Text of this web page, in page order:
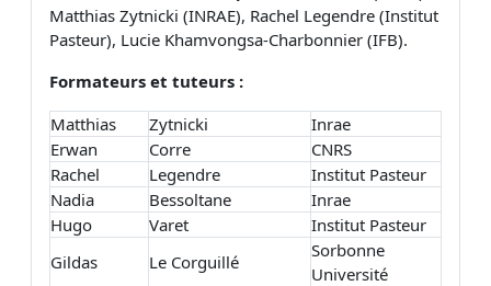
Matthias Zytnicki (INRAE), Rachel Legendre (Institut
Pasteur), Lucie Khamvongsa-Charbonnier (IFB).
Formateurs et tuteurs :
Matthias
Zytnicki
Inrae
Erwan
Corre
CNRS
Rachel
Legendre
Institut Pasteur
Nadia
Bessoltane
Inrae
Hugo
Varet
Institut Pasteur
Gildas
Le Corguillé
Sorbonne
Université